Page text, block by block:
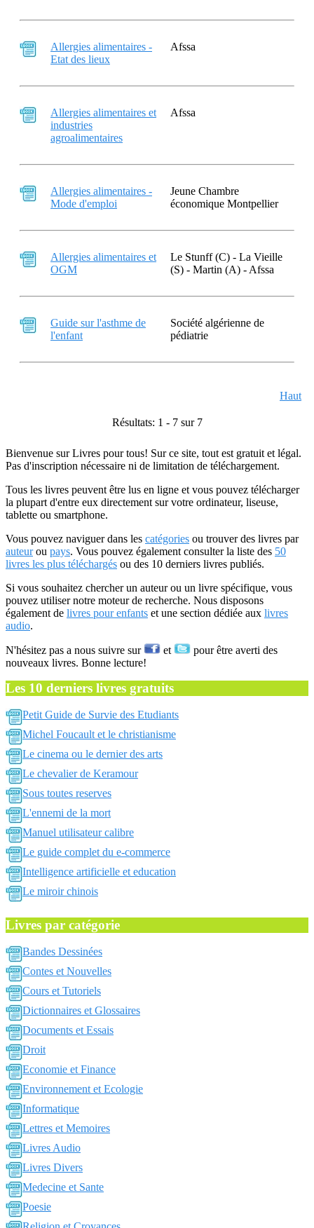
Allergies alimentaires -
Etat des lieux
Afssa
Allergies alimentaires et
industries
agroalimentaires
Afssa
Allergies alimentaires -
Mode d'emploi
Jeune Chambre
économique Montpellier
Allergies alimentaires et
OGM
Le Stunff (C) - La Vieille
(S) - Martin (A) - Afssa
Guide sur l'asthme de
l'enfant
Société algérienne de
pédiatrie
Haut
Résultats: 1 - 7 sur 7
Bienvenue sur Livres pour tous! Sur ce site, tout est gratuit et légal.
Pas d'inscription nécessaire ni de limitation de téléchargement.
Tous les livres peuvent être lus en ligne et vous pouvez télécharger
la plupart d'entre eux directement sur votre ordinateur, liseuse,
tablette ou smartphone.
Vous pouvez naviguer dans les catégories ou trouver des livres par
auteurou pays. Vous pouvez également consulter la liste des 50
livres les plus téléchargés ou des 10 derniers livres publiés.
Si vous souhaitez chercher un auteur ou un livre spécifique, vous
pouvez utiliser notre moteur de recherche. Nous disposons
également de livres pour enfants et une section dédiée aux livres
audio.
N'hésitez pas a nous suivre sur et
pour être averti des
nouveaux livres. Bonne lecture!
Les 10 derniers livres gratuits
Petit Guide de Survie des Etudiants
Michel Foucault et le christianisme
Le cinema ou le dernier des arts
Le chevalier de Keramour
Sous toutes reserves
L'ennemi de la mort
Manuel utilisateur calibre
Le guide complet du e-commerce
Intelligence artificielle et education
Le miroir chinois
Livres par catégorie
Bandes Dessinées
Contes et Nouvelles
Cours et Tutoriels
Dictionnaires et Glossaires
Documents et Essais
Droit
Economie et Finance
Environnement et Ecologie
Informatique
Lettres et Memoires
Livres Audio
Livres Divers
Medecine et Sante
Poesie